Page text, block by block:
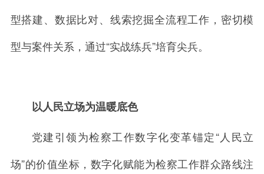
型搭建、数据比对、线索挖掘全流程工作，密切模
型与案件关系，通过“实战练兵”培育尖兵。
以人民立场为温暖底色
党建引领为检察工作数字化变革锚定“人民立
场”的价值坐标，数字化赋能为检察工作群众路线注